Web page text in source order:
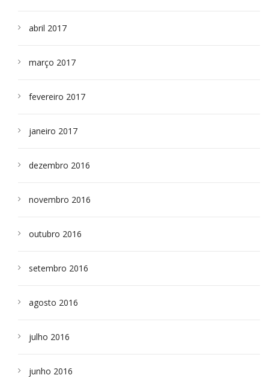
abril 2017
março 2017
fevereiro 2017
janeiro 2017
dezembro 2016
novembro 2016
outubro 2016
setembro 2016
agosto 2016
julho 2016
junho 2016